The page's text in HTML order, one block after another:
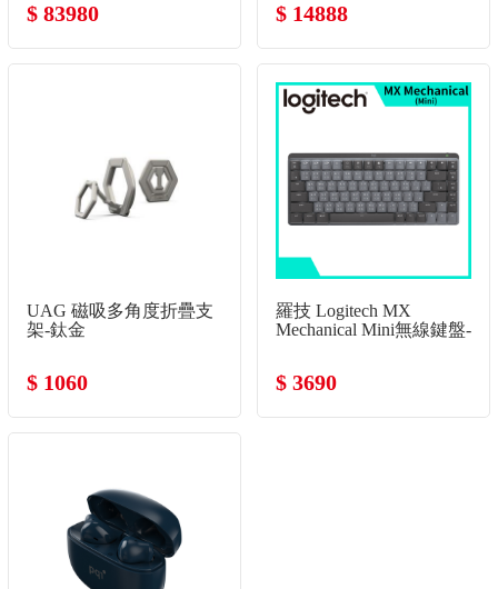
$ 83980 $ 14888
UAG 磁吸多角度折疊支
架-鈦金
$ 1060
羅技 Logitech MX
Mechanical Mini無線鍵盤-
$ 3690